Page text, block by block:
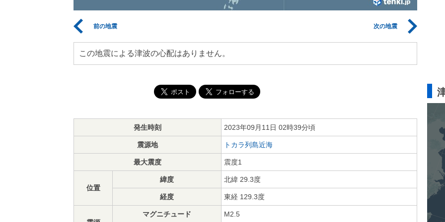
前の地震 次の地震
この地震による津波の心配はありません。
発生時刻 2023年09月11日 02時39分頃
震源地 トカラ列島近海
最大震度 震度1
位置
緯度 北緯 29.3度
経度 東経 129.3度
マグニチュード M2.5